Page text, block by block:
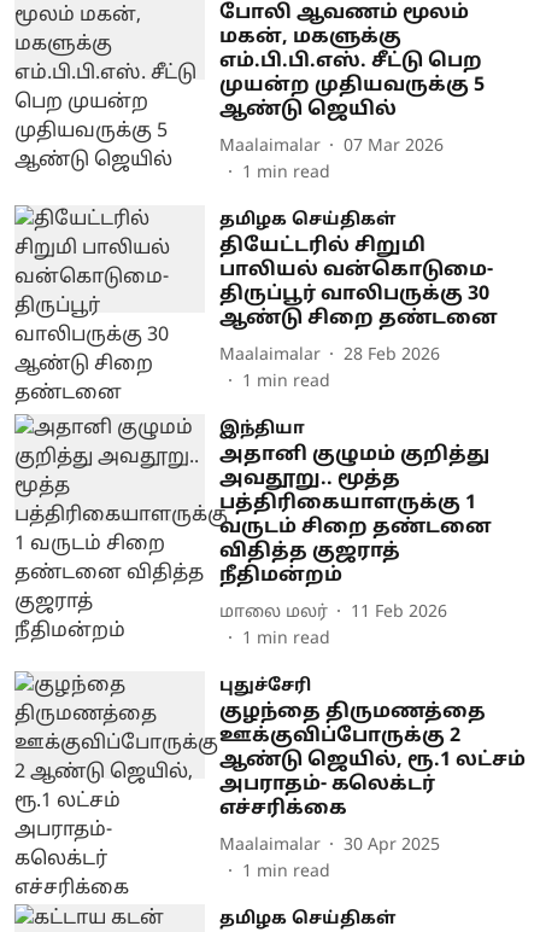
போலி ஆவணம் மூலம்
மகன், மகளுக்கு
எம்.பி.பி.எஸ். சீட்டு பெற
முயன்ற முதியவருக்கு 5
ஆண்டு ஜெயில்
Maalaimalar
07 Mar 2026
1 min read
தமிழக செய்திகள்
தியேட்டரில் சிறுமி
பாலியல் வன்கொடுமை-
திருப்பூர் வாலிபருக்கு 30
ஆண்டு சிறை தண்டனை
Maalaimalar
28 Feb 2026
1 min read
இந்தியா
அதானி குழுமம் குறித்து
அவதூறு.. மூத்த
பத்திரிகையாளருக்கு 1
வருடம் சிறை தண்டனை
விதித்த குஜராத்
நீதிமன்றம்
மாலை மலர்
11 Feb 2026
1 min read
புதுச்சேரி
குழந்தை திருமணத்தை
ஊக்குவிப்போருக்கு 2
ஆண்டு ஜெயில், ரூ.1 லட்சம்
அபராதம்- கலெக்டர்
எச்சரிக்கை
Maalaimalar
30 Apr 2025
1 min read
தமிழக செய்திகள்